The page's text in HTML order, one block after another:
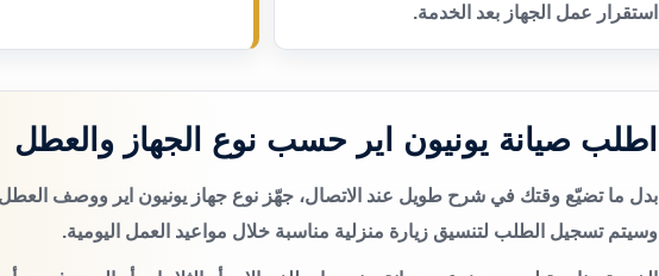
استقرار عمل الجهاز بعد الخدمة.
اطلب صيانة يونيون اير حسب نوع الجهاز والعطل
بدل ما تضيّع وقتك في شرح طويل عند الاتصال، جهّز نوع جهاز يونيون اير ووصف
وسيتم تسجيل الطلب لتنسيق زيارة منزلية مناسبة خلال مواعيد العمل اليومية.